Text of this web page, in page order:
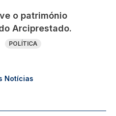
o património
Arciprestado.
POLÍTICA
Notícias